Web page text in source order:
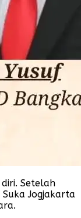
Setelah
Jogjakarta